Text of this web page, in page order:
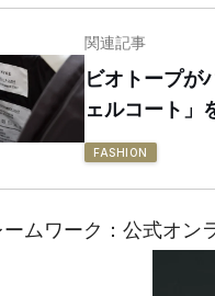
関連記事
ビオトープが
ェルコート」
FASHION
ムワーク：公式オン